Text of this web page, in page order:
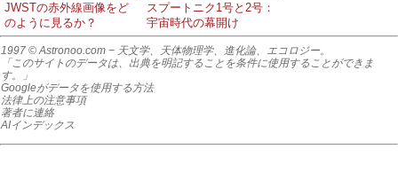
JWSTの赤外線画像をど
のように見るか？
スプートニク1号と2号：
宇宙時代の幕開け
1997 © Astronoo.com − 天文学、天体物理学、進化論、エコロジー。
「このサイトのデータは、出典を明記することを条件に使用することができま
す。」
Googleがデータを使用する方法
法律上の注意事項
著者に連絡
AIインデックス